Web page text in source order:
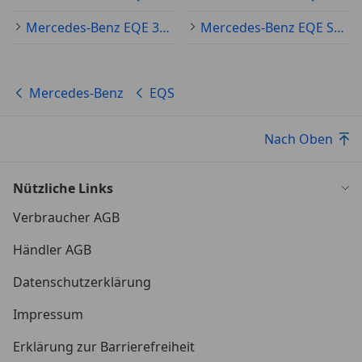
Mercedes-Benz EQE 300 Gebraucht
Mercedes-Benz EQE SUV Gebraucht
Mercedes-Benz EQS
Nach Oben
Nützliche Links
Verbraucher AGB
Händler AGB
Datenschutzerklärung
Impressum
Erklärung zur Barrierefreiheit